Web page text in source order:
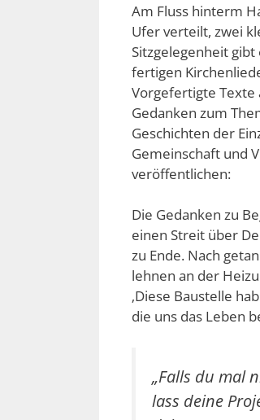
Am Fluss hinterm
Ufer verteilt, zwei
Sitzgelegenheit
fertigen
Vorgefertigte Texte
Gedanken zum
Geschichten der
Gemeinschaft und
veröffentlichen:
Die Gedanken zu
einen Streit über
zu Ende. Nach
lehnen an der
‚Diese Baustelle
die uns das Leben
„Falls du mal
lass deine